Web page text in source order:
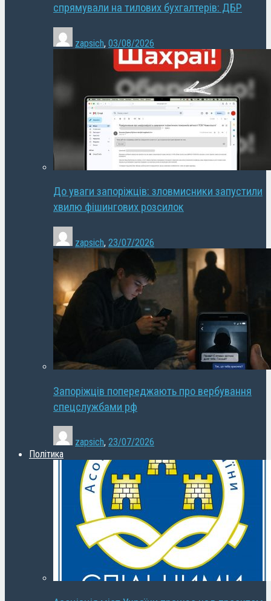
спрямували на тилових бухгалтерів: ДБР
zapsich, 03/08/2026
До уваги запоріжців: зловмисники запустили
хвилю фішингових розсилок
zapsich, 23/07/2026
Запоріжців попереджають про вербування
спецслужбами рф
zapsich, 23/07/2026
Політика